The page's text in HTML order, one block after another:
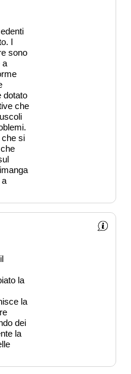
I
sono
a
dotato
che
che si
a
la
la
dei
la